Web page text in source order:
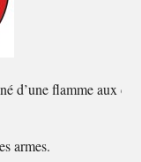
d’une flamme aux
armes.